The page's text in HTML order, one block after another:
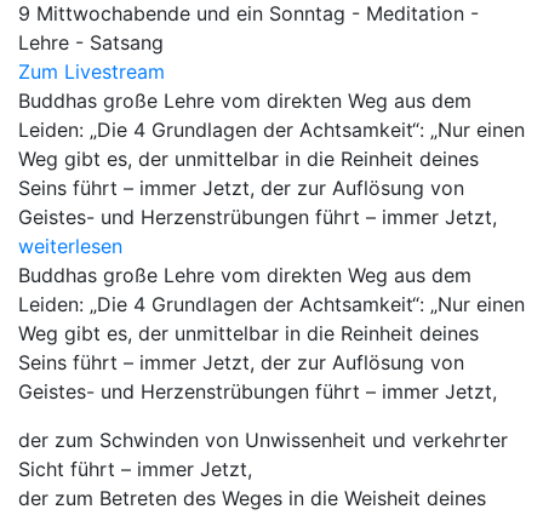
9 Mittwochabende und ein Sonntag - Meditation -
Lehre - Satsang
Zum Livestream
Buddhas große Lehre vom direkten Weg aus dem
Leiden: „Die 4 Grundlagen der Achtsamkeit“: „Nur einen
Weg gibt es, der unmittelbar in die Reinheit deines
Seins führt – immer Jetzt, der zur Auflösung von
Geistes- und Herzenstrübungen führt – immer Jetzt,
weiterlesen
Buddhas große Lehre vom direkten Weg aus dem
Leiden: „Die 4 Grundlagen der Achtsamkeit“: „Nur einen
Weg gibt es, der unmittelbar in die Reinheit deines
Seins führt – immer Jetzt, der zur Auflösung von
Geistes- und Herzenstrübungen führt – immer Jetzt,
der zum Schwinden von Unwissenheit und verkehrter
Sicht führt – immer Jetzt,
der zum Betreten des Weges in die Weisheit deines